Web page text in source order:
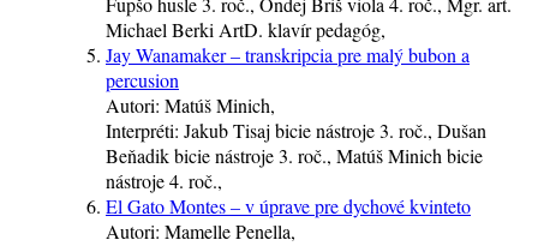
Michael Berki ArtD. klavírpedagóg,
Jay Wanamaker – transkripcia pre malý bubon a
percusion
Autori: Matúš Minich,
Interpréti: Jakub Tisaj bicie nástroje3. roč., Dušan
Beňadikbicie nástroje3. roč., Matúš Minich bicie
nástroje4. roč.,
El Gato Montes – v úprave pre dychové kvinteto
Autori: Mamelle Penella,